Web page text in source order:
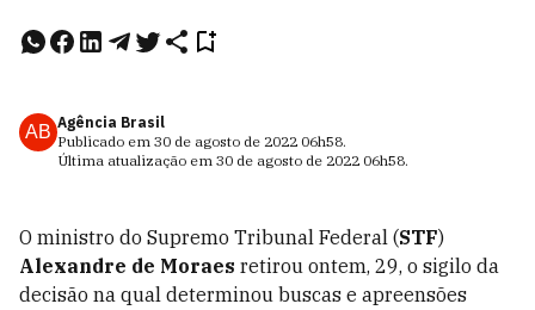
AB Agência Brasil
Publicado em 30 de agosto de 2022 06h58.
Última atualização em 30 de agosto de 2022 06h58.
O ministro do Supremo Tribunal Federal (STF)
Alexandre de Moraes retirou ontem, 29, o sigilo da
decisão na qual determinou buscas e apreensões